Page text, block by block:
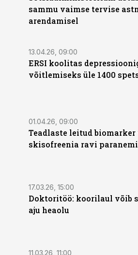
sammu vaimse tervise
arendamisel
13.04.26, 09:00
ERSI koolitas
võitlemiseks üle 1400
01.04.26, 09:00
Teadlaste leitud
skisofreenia ravi
17.03.26, 15:00
Doktoritöö: koorilaul võib
aju heaolu
11.03.26, 11:00